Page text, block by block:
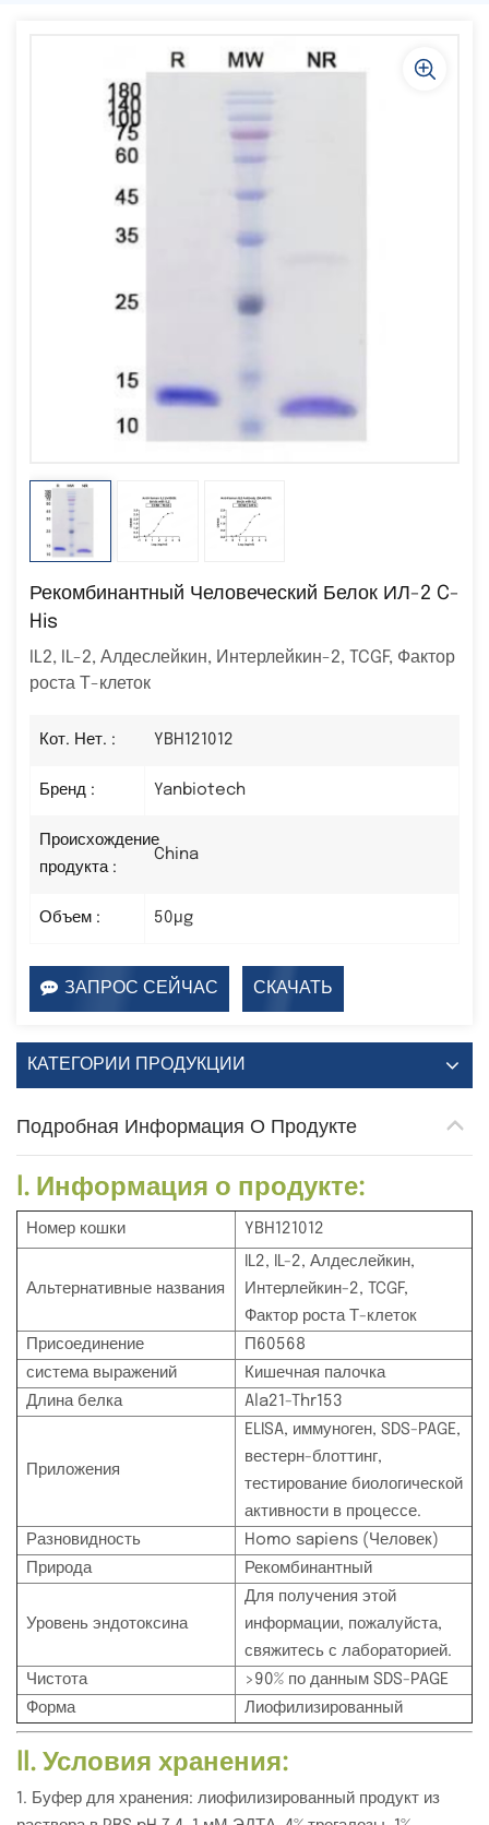
Рекомбинантный Человеческий Белок ИЛ-2 C-
His
IL2, IL-2, Алдеслейкин, Интерлейкин-2, TCGF, ​​Фактор
роста Т-клеток
Кот. Нет. : YBH121012
Бренд : Yanbiotech
Происхождение
продукта :
China
Объем : 50μg
ЗАПРОС СЕЙЧАС СКАЧАТЬ
КАТЕГОРИИ ПРОДУКЦИИ
Подробная Информация О Продукте
I. Информация о продукте:
Номер кошки YBH121012
Альтернативные названия
IL2, IL-2, Алдеслейкин,
Интерлейкин-2, TCGF, ​​
Фактор роста Т-клеток
Присоединение
П60568
система выражений
Кишечная палочка
Длина белка
Ala21-Thr153
Приложения
ELISA, иммуноген, SDS-PAGE,
вестерн-блоттинг,
тестирование биологической
активности в процессе.
Разновидность
Homo sapiens (Человек)
Природа
Рекомбинантный
Уровень эндотоксина
Для получения этой
информации, пожалуйста,
свяжитесь с лабораторией.
Чистота
>90% по данным SDS-PAGE
Форма
Лиофилизированный
II. Условия хранения:
1. Буфер для хранения: лиофилизированный продукт из